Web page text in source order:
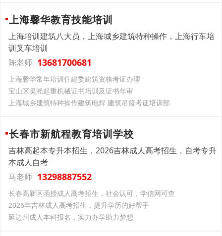
上海馨华教育技能培训
上海培训建筑八大员，上海城乡建筑特种操作，上海行车培
训叉车培训
陈老师 13681700681
上海馨华常年培训住建委建筑资格考证办理
宝山区吴淞起重机械证书培训及证书年审
上海城乡建筑特种操作建筑电焊 建筑吊篮考证培训部
长春市新航程教育培训学校
吉林高起本专升本招生，2026吉林成人高考招生，自考专升
本成人自考
马老师 13298887552
长春高新区函授成人高考招生，社会认可，学信网可查
2026年吉林成人高考招生，提升学历的好帮手
延边州成人本科报名，实力办学助力梦想